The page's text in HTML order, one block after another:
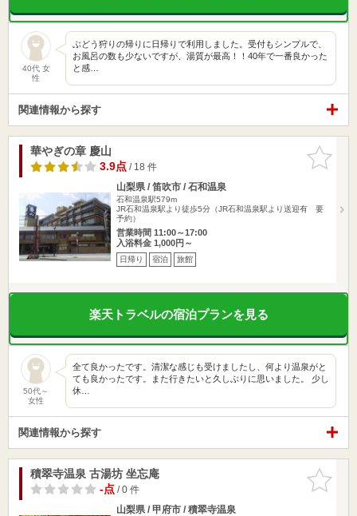
40代 女
性
ぶどう狩りの帰りに日帰りで利用しました。受付もシンプルで、
お風呂の数も少ないですが、湯質が最高！！40年で一番良かった
と感…
関連情報から探す
お気に入
りに追加
華やぎの章 慶山
3.9点/ 18 件
山梨県 / 笛吹市 / 石和温泉
石和温泉駅579m
JR石和温泉駅より徒歩5分（JR石和温泉駅より送迎有 要
予約）
営業時間 11:00～17:00
入浴料金 1,000円～
日帰り 宿泊 旅館
楽天トラベルの宿泊プランを見る
50代～
女性
全て良かったです。清潔な感じも受けましたし、何より温泉がと
ても良かったです。また行きたいと久しぶりに思いました。 少し
休…
関連情報から探す
お気に入
りに追加
積翠寺温泉 古湯坊 坐忘庵
-点/ 0 件
山梨県 / 甲府市 / 積翠寺温泉